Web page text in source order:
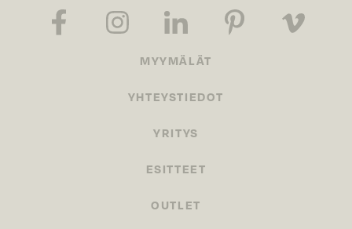
MYYMÄLÄT
YHTEYSTIEDOT
YRITYS
ESITTEET
OUTLET